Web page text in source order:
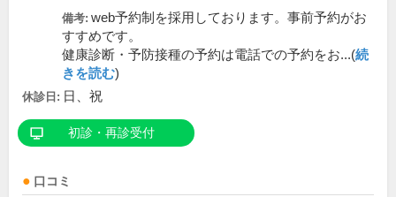
備考: web予約制を採用しております。事前予約がお
すすめです。
健康診断・予防接種の予約は電話での予約をお...(続
きを読む)
休診日: 日、祝
初診・再診受付
口コミ